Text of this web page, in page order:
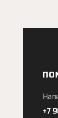
+7